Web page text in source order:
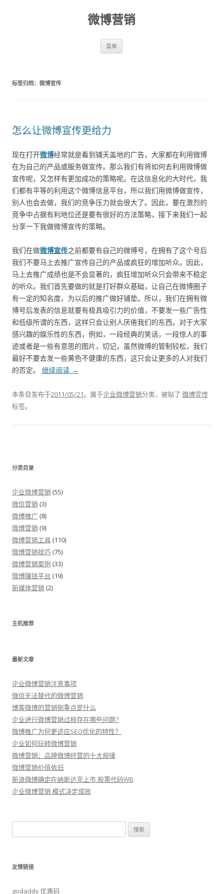
微博营销
菜单
标签归档： 微博宣传
怎么让微博宣传更给力
现在打开微博经常就是看到铺天盖地的广告，大家都在利用微博
在为自己的产品或服务做宣传。那么我们有将如何去利用微博做
宣传呢，又怎样有更加成功的策略呢。在这信息化的大时代，我
们都有平等的利用这个微博信息平台，所以我们用微博做宣传，
别人也会去做，我们的竞争压力就会很大了。因此，要在激烈的
竞争中占据有利地位还是要有很好的方法策略，接下来我们一起
分享一下我做微博宣传的策略。
我们在做微博宣传之前都要有自己的微博号，在拥有了这个号后
我们不要马上去推广宣传自己的产品或疯狂的增加听众。因此，
马上去推广成绩也是不会显著的，疯狂增加听众只会带来不稳定
的听众。我们首先要做的就是打好群众基础，让自己在微博圈子
有一定的知名度，为以后的推广做好铺垫。所以，我们在拥有微
博号后发表的信息就要有极具吸引力的价值，不要发一些广告性
和低级所谓的东西，这样只会让别人厌倦我们的东西。对于大家
感兴趣的娱乐性的东西，例如，一段经典的笑话，一段惊人的事
迹或者是一些有意思的图片，切记，虽然微博的管制较松，我们
最好不要去发一些黄色不健康的东西，这只会让更多的人对我们
的否定。 继续阅读 →
本条目发布于2011/05/21。属于企业微博营销分类，被贴了 微博宣传
标签。
分类目录
企业微博营销 (55)
微信营销 (3)
微博推广 (8)
微博营销 (9)
微博营销工具 (110)
微博营销技巧 (75)
微博营销案例 (33)
微博赚钱平台 (19)
新媒体营销 (2)
主机推荐
最新文章
企业微博营销注意事项
微信无法替代的微博营销
博客微博的营销侧重点是什么
企业进行微博营销过程存在哪些问题?
微博推广为何更适应SEO优化的特性？
企业如何玩转微博营销
微博营销：品牌微博经营的十大规律
微博营销价值依旧
新浪微博确定在纳斯达克上市 股票代码WB
企业微博营销 模式决定成败
索：
友情链接
godaddy 优惠码